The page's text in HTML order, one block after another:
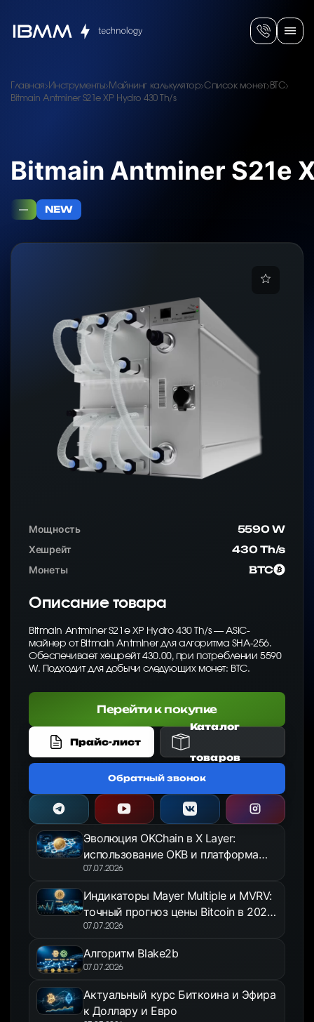
Главная Инструменты Майнинг калькулятор Список монет BTC
Bitmain Antminer S21e XP Hydro 430 Th/s
Bitmain Antminer S21e
— NEW
Мощность
5590 W
Хешрейт
430 Th/s
Монеты
BTC
Описание товара
Bitmain Antminer S21e XP Hydro 430 Th/s — ASIC-
майнер от Bitmain Antminer для алгоритма SHA-256.
Обеспечивает хешрейт 430.00, при потреблении 5590
W. Подходит для добычи следующих монет: BTC.
Перейти к покупке
Прайс-лист
Каталог
товаров
Обратный звонок
Эволюция OKChain в X Layer:
использование OKB и платформа
OKX Jumpstart в 2026 году
07.07.2026
Индикаторы Mayer Multiple и MVRV:
точный прогноз цены Bitcoin в 2026
году
07.07.2026
Алгоритм Blake2b
07.07.2026
Актуальный курс Биткоина и Эфира
к Доллару и Евро